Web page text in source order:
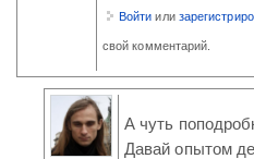
Войти или
свой комментарий.
А чуть
Давай опытом